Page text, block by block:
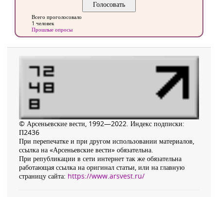
Всего проголосовало
1 человек
Прошлые опросы
© Арсеньевские вести, 1992—2022. Индекс подписки:
П2436
При перепечатке и при другом использовании материалов,
ссылка на «Арсеньевские вести» обязательна.
При републикации в сети интернет так же обязательна
работающая ссылка на оригинал статьи, или на главную
страницу сайта: https://www.arsvest.ru/